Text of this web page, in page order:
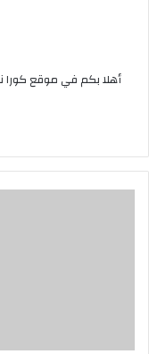
أهلا بكم في موقع كورا